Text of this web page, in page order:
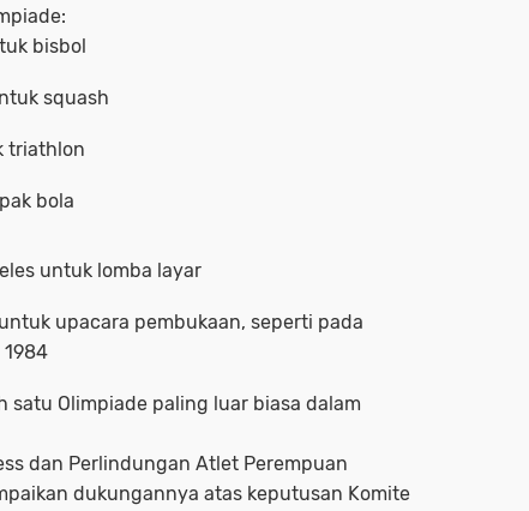
bisbol
squash
triathlon
bola
untuk lomba layar
untuk upacara pembukaan, seperti pada
1984
satu Olimpiade paling luar biasa dalam
dan Perlindungan Atlet Perempuan
dukungannya atas keputusan Komite